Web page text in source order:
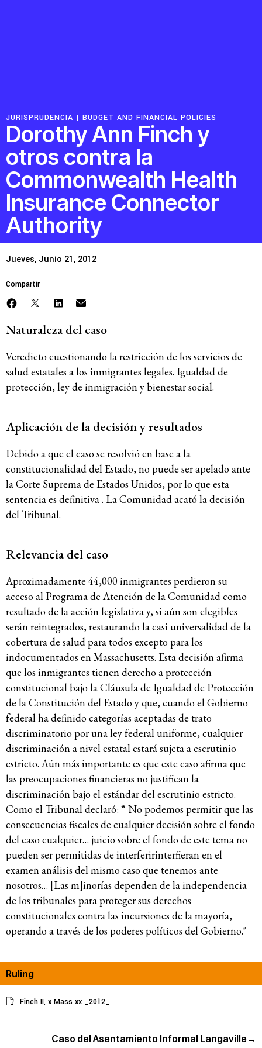
Sala de Prensa
Serie de cómics sobre captura corporativa
Contacto
Política de privacidad
JURISPRUDENCIA | BUDGET AND FINANCIAL POLICIES
Dorothy Ann Finch y
otros contra la
Commonwealth Health
Insurance Connector
Authority
Jueves, Junio 21, 2012
Compartir
Naturaleza del caso
Veredicto cuestionando la restricción de los servicios de
salud estatales a los inmigrantes legales. Igualdad de
protección, ley de inmigración y bienestar social.
Aplicación de la decisión y resultados
Debido a que el caso se resolvió en base a la
constitucionalidad del Estado, no puede ser apelado ante
la Corte Suprema de Estados Unidos, por lo que esta
sentencia es definitiva . La Comunidad acató la decisión
del Tribunal.
Relevancia del caso
Aproximadamente 44,000 inmigrantes perdieron su
acceso al Programa de Atención de la Comunidad como
resultado de la acción legislativa y, si aún son elegibles
serán reintegrados, restaurando la casi universalidad de la
cobertura de salud para todos excepto para los
indocumentados en Massachusetts. Esta decisión afirma
que los inmigrantes tienen derecho a protección
constitucional bajo la Cláusula de Igualdad de Protección
de la Constitución del Estado y que, cuando el Gobierno
federal ha definido categorías aceptadas de trato
discriminatorio por una ley federal uniforme, cualquier
discriminación a nivel estatal estará sujeta a escrutinio
estricto. Aún más importante es que este caso afirma que
las preocupaciones financieras no justifican la
discriminación bajo el estándar del escrutinio estricto.
Como el Tribunal declaró: “ No podemos permitir que las
consecuencias fiscales de cualquier decisión sobre el fondo
del caso cualquier… juicio sobre el fondo de este tema no
pueden ser permitidas de interferirinterfieran en el
examen análisis del mismo caso que tenemos ante
nosotros… [Las m]inorías dependen de la independencia
de los tribunales para proteger sus derechos
constitucionales contra las incursiones de la mayoría,
operando a través de los poderes políticos del Gobierno."
Ruling
Finch II, x Mass xx _2012_
Caso del Asentamiento Informal Langaville →